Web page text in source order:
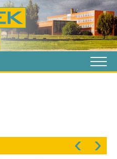
‹ ›